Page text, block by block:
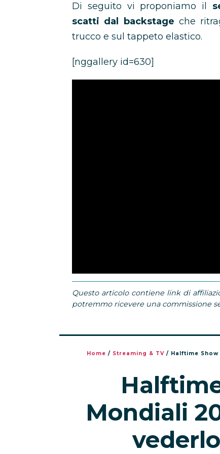
Di seguito vi proponiamo il
scatti dal backstage che
trucco e sul tappeto elastico.
[nggallery id=630]
Questo articolo contiene link di
potremmo ricevere una commissione
Home / Streaming & TV / Halftime
Mondiali